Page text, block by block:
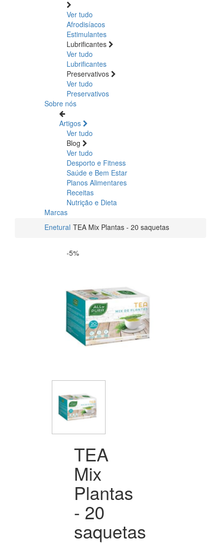
Ver tudo
Afrodisíacos
Estimulantes
Lubrificantes
Ver tudo
Lubrificantes
Preservativos
Ver tudo
Preservativos
Sobre nós
Artigos
Ver tudo
Blog
Ver tudo
Desporto e Fitness
Saúde e Bem Estar
Planos Alimentares
Receitas
Nutrição e Dieta
Marcas
Enetural TEA Mix Plantas - 20 saquetas
-5%
TEA
Mix
Plantas
- 20
saquetas